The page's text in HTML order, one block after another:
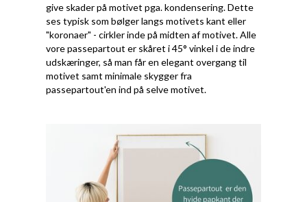
give skader på motivet pga. kondensering. Dette
ses typisk som bølger langs motivets kant eller
"koronaer" - cirkler inde på midten af motivet. Alle
vore passepartout er skåret i 45° vinkel i de indre
udskæringer, så man får en elegant overgang til
motivet samt minimale skygger fra
passepartout'en ind på selve motivet.